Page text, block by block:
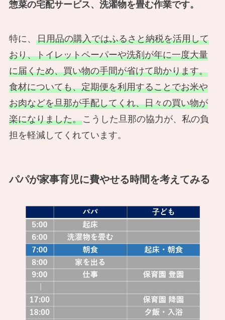
惣菜の宅配サービス、洗濯物を畳む作業です。
特に、 日用品の購入ではふるさと納税を活用して
おり、トイレットペーパーや洗剤が年に一度大量
に届くため、買い物の手間が省けて助かります。
食材についても、定期便を利用することでお米や
お肉などを旦那が手配してくれ、日々の買い物が
楽になりました。こうした旦那の協力が、私の負
担を軽減してくれています。
パパが家事育児に費やせる時間を考えてみる